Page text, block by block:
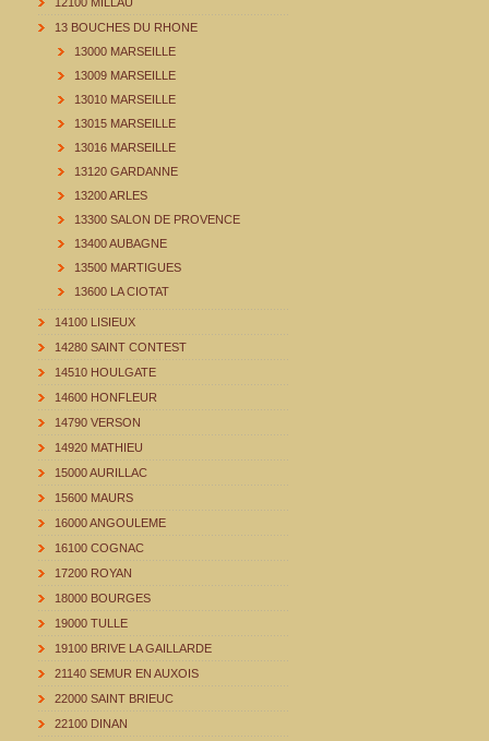
13 BOUCHES DU RHONE
13000 MARSEILLE
13009 MARSEILLE
13010 MARSEILLE
13015 MARSEILLE
13016 MARSEILLE
13120 GARDANNE
13200 ARLES
13300 SALON DE PROVENCE
13400 AUBAGNE
13500 MARTIGUES
13600 LA CIOTAT
14100 LISIEUX
14280 SAINT CONTEST
14510 HOULGATE
14600 HONFLEUR
14790 VERSON
14920 MATHIEU
15000 AURILLAC
15600 MAURS
16000 ANGOULEME
16100 COGNAC
17200 ROYAN
18000 BOURGES
19000 TULLE
19100 BRIVE LA GAILLARDE
21140 SEMUR EN AUXOIS
22000 SAINT BRIEUC
22100 DINAN